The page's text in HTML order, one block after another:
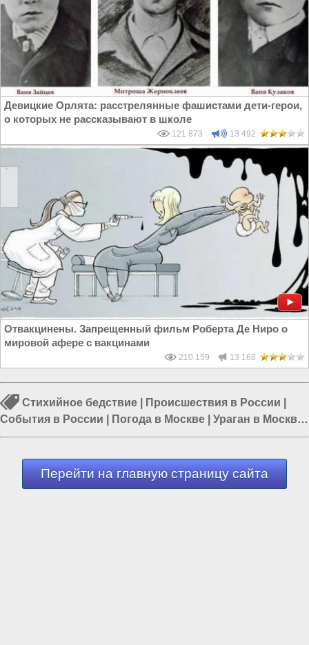
Девицкие Орлята: расстрелянные фашистами дети-герои,
о которых не рассказывают в школе
121 873 13 492
Отвакцинены. Запрещенный фильм Роберта Де Ниро о
мировой афере с вакцинами
210 159 13 168
Стихийное бедствие Происшествия в России
События в России
Погода в Москве Ураган в Москве|
Происшествия в Москве|События в Москве
Перейти на главную страницу сайта